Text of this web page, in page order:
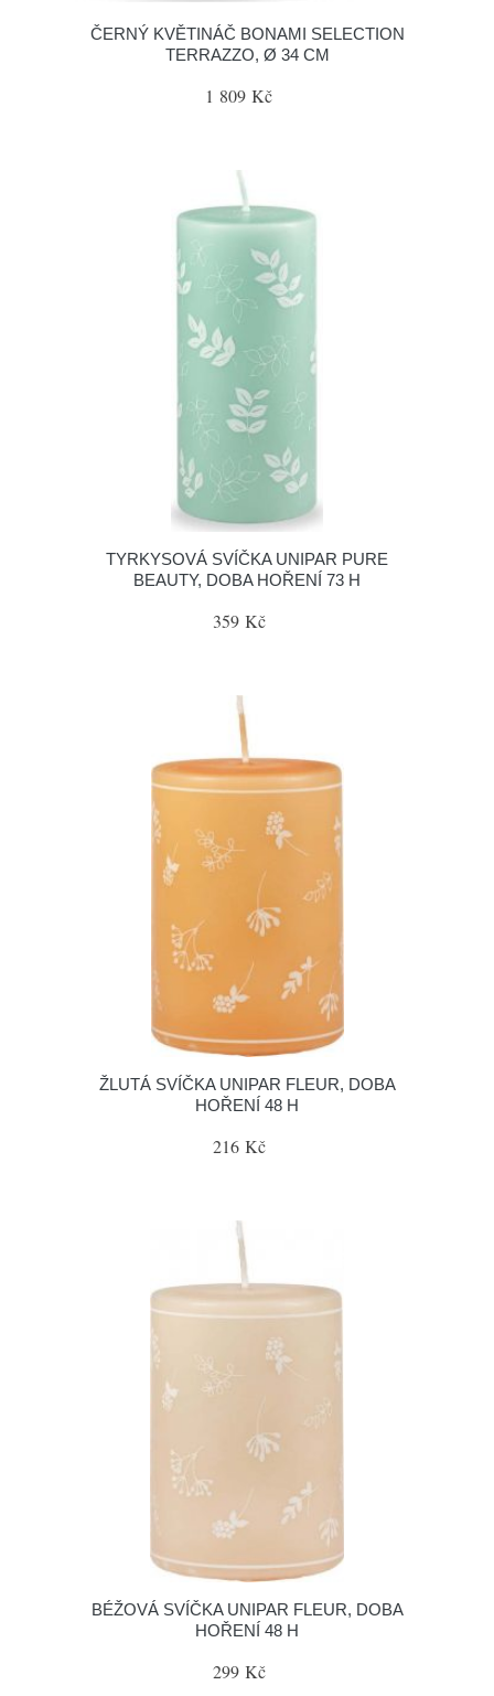
ČERNÝ KVĚTINÁČ BONAMI SELECTION
TERRAZZO, Ø 34 CM
1 809 Kč
TYRKYSOVÁ SVÍČKA UNIPAR PURE
BEAUTY, DOBA HOŘENÍ 73 H
359 Kč
ŽLUTÁ SVÍČKA UNIPAR FLEUR, DOBA
HOŘENÍ 48 H
216 Kč
BÉŽOVÁ SVÍČKA UNIPAR FLEUR, DOBA
HOŘENÍ 48 H
299 Kč